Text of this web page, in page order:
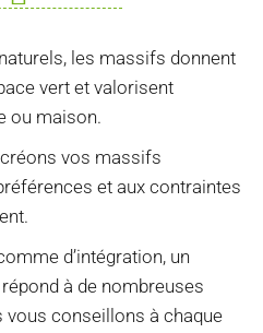
les massifs donnent
vert et valorisent
ou maison.
vos massifs
et aux contraintes
d’intégration, un
à de nombreuses
conseillons à chaque